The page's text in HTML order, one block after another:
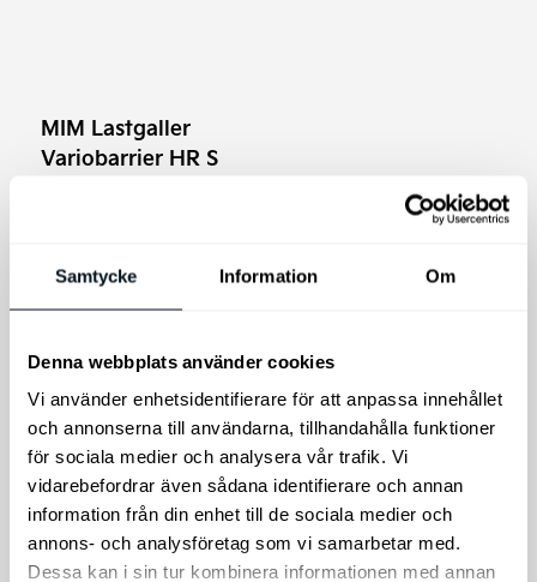
Samtycke Information Om
Denna webbplats använder cookies
Vi använder enhetsidentifierare för att anpassa innehållet
och annonserna till användarna, tillhandahålla funktioner
för sociala medier och analysera vår trafik. Vi
vidarebefordrar även sådana identifierare och annan
information från din enhet till de sociala medier och
annons- och analysföretag som vi samarbetar med.
Dessa kan i sin tur kombinera informationen med annan
MIM Lastgaller
Variobarrier HR S
1.995kr
Lägg till i varukorg
Kia original 220
högläge
Kia Original ICCB-kabel
4.395kr
Lägg till i varukorg